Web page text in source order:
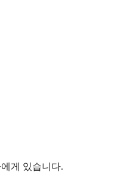
게 있습니다.